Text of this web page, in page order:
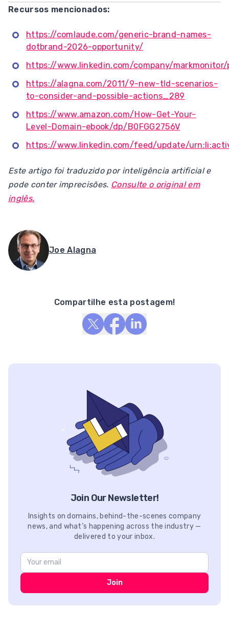
Recursos mencionados:
https://comlaude.com/generic-brand-names-
dotbrand-2026-opportunity/
https://www.linkedin.com/company/
https://alagna.com/2011/9-new-tld-scenarios-
to-consider-and-possible-actions_289
https://www.amazon.com/How-Get-Your-
Level-Domain-ebook/dp/B0FGG2756V
https://www.linkedin.com/feed/update/
Este artigo foi traduzido por inteligência artificial e
pode conter imprecisões. Consulte o original em
inglês.
Joe Alagna
Compartilhe esta postagem!
Join Our Newsletter!
Insights on domains, behind-the-scenes company
news, and what’s happening across the industry —
delivered to your inbox.
Join